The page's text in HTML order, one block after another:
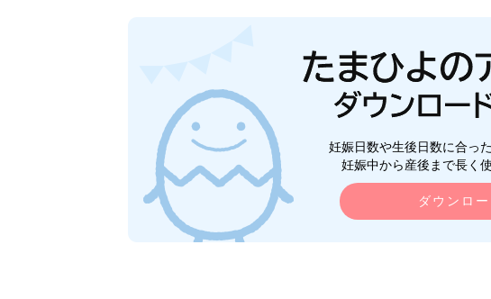
妊娠日数や生後日数に合っ
妊娠中から産後まで長く
ダウンロー